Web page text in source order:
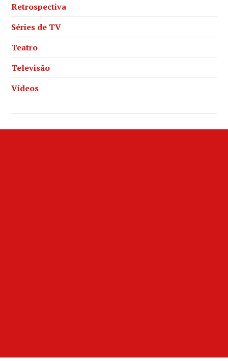
Retrospectiva
Séries de TV
Teatro
Televisão
Vídeos